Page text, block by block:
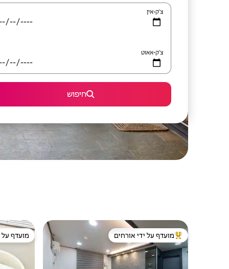
צ'ק-אין
צ'ק-אאוט
חיפוש
מוביל בקרב נכסים מועדפים על ידי אורחים
מועדף על ידי אורחים מועדף על
מועדף על